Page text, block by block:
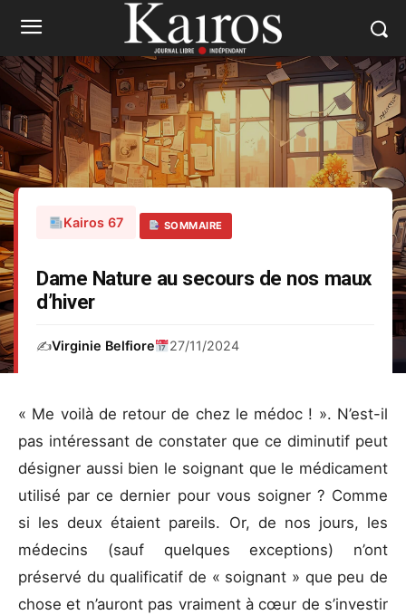
Kairos 67 SOMMAIRE
Dame Nature au secours de nos maux
d’hiver
✍️Virginie Belfiore 27/11/2024
« Me voilà de retour de chez le médoc ! ». N’est-il
pas intéressant de constater que ce diminutif peut
désigner aussi bien le soignant que le médicament
utilisé par ce dernier pour vous soigner ? Comme
si les deux étaient pareils. Or, de nos jours, les
médecins (sauf quelques exceptions) n’ont
préservé du qualificatif de « soignant » que peu de
chose et n’auront pas vraiment à cœur de s’investir